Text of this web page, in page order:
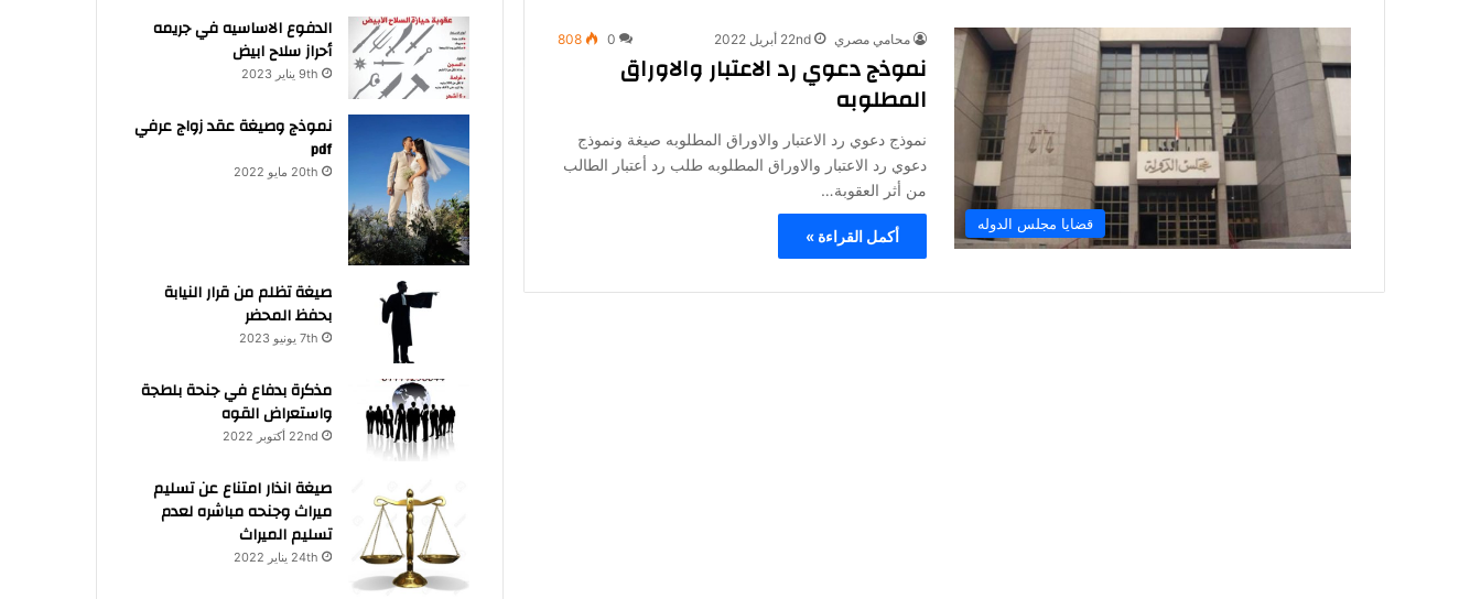
قضايا مجلس الدوله
محامي مصري 22nd أبريل 2022 0
808
نموذج دعوي رد الاعتبار والاوراق
المطلوبه
نموذج دعوي رد الاعتبار والاوراق المطلوبه صيغة ونموذج
دعوي رد الاعتبار والاوراق المطلوبه طلب رد أعتبار الطالب
من أثر العقوبة…
أكمل القراءة »
الدفوع الاساسيه في جريمه
أحراز سلاح ابيض
9th يناير 2023
نموذج وصيغة عقد زواج عرفي
pdf
20th مايو 2022
صيغة تظلم من قرار النيابة
بحفظ المحضر
7th يونيو 2023
مذكرة بدفاع في جنحة بلطجة
واستعراض القوه
22nd أكتوبر 2022
صيغة انذار امتناع عن تسليم
ميراث وجنحه مباشره لعدم
تسليم الميراث
24th يناير 2022